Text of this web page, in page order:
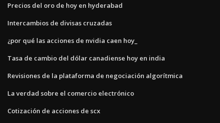
Precios del oro de hoy en hyderabad
Intercambios de divisas cruzadas
¿por qué las acciones de nvidia caen hoy_
Tasa de cambio del dólar canadiense hoy en india
Revisiones de la plataforma de negociación algorítmica
La verdad sobre el comercio electrónico
Cotización de acciones de scx